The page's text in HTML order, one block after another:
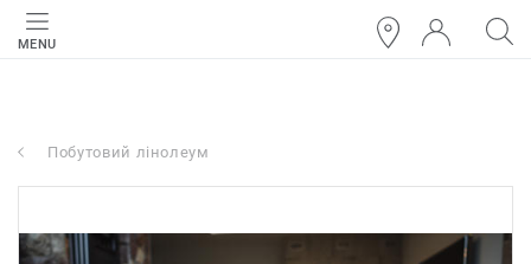
MENU
Побутовий лінолеум